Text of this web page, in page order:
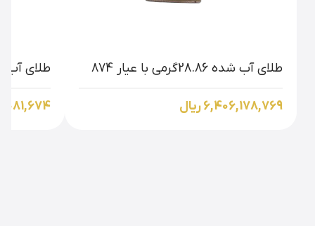
طلای آب شده 28.86گرمی با عیار 874
6,406,178,769 ریال
طلای آب شده 47.210